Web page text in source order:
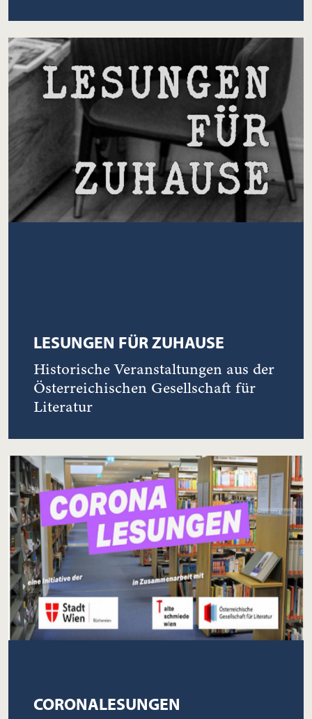
LESUNGEN FÜR ZUHAUSE
Historische Veranstaltungen aus der
Österreichischen Gesellschaft für
Literatur
CORONALESUNGEN